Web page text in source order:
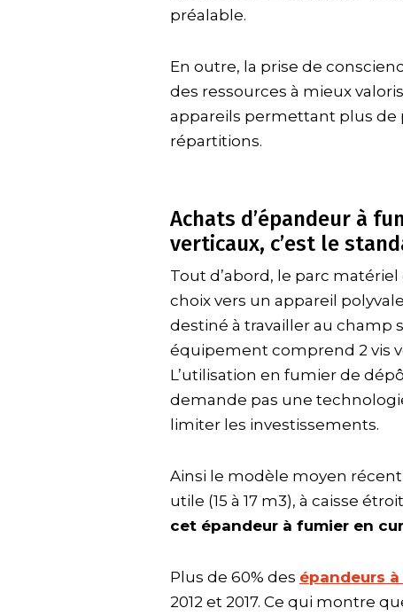
préalable.
En outre, la prise de
des ressources à mieux
appareils permettant plus de
répartitions.
Achats d’épandeur à
verticaux, c’est le
Tout d’abord, le parc matériel
choix vers un appareil
destiné à travailler au champ
équipement comprend 2 vis
L’utilisation en fumier de
demande pas une
limiter les investissements.
Ainsi le modèle moyen
utile (15 à 17 m3), à caisse
cet épandeur à fumier en
Plus de 60% des épandeurs
2012 et 2017. Ce qui montre